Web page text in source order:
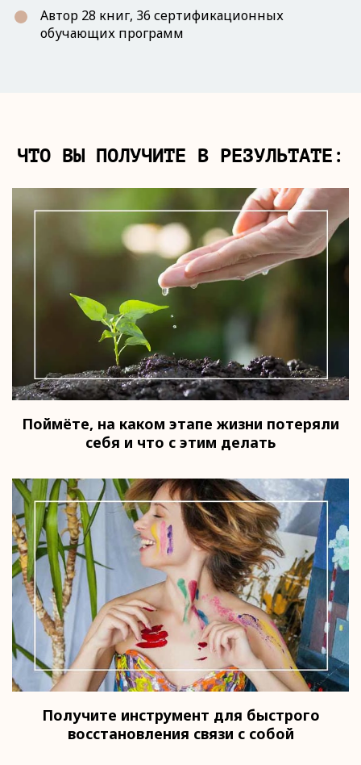
Автор 28 книг, 36 сертификационных
обучающих программ
ЧТО ВЫ ПОЛУЧИТЕ В РЕЗУЛЬТАТЕ:
Поймёте, на каком этапе жизни потеряли
себя и что с этим делать
Получите инструмент для быстрого
восстановления связи с собой